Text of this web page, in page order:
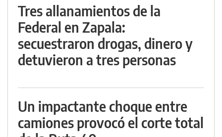
Tres allanamientos de la
Federal en Zapala:
secuestraron drogas, dinero y
detuvieron a tres personas
Un impactante choque entre
camiones provocó el corte total